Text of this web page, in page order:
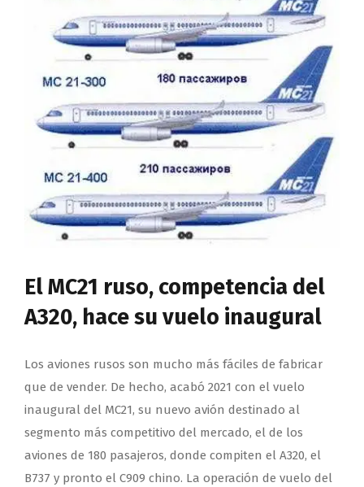
El MC21 ruso, competencia del
A320, hace su vuelo inaugural
Los aviones rusos son mucho más fáciles de fabricar
que de vender. De hecho, acabó 2021 con el vuelo
inaugural del MC21, su nuevo avión destinado al
segmento más competitivo del mercado, el de los
aviones de 180 pasajeros, donde compiten el A320, el
B737 y pronto el C909 chino. La operación de vuelo del